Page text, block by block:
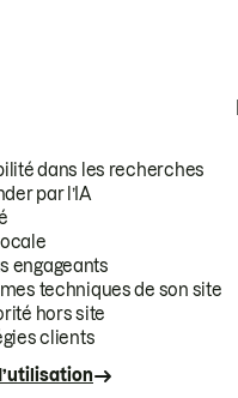
dans les recherches
par l’IA
engageants
techniques de son site
hors site
clients